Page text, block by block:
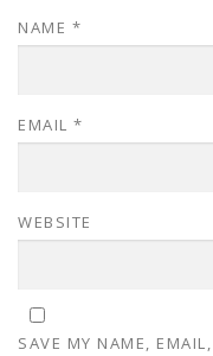
NAME *
EMAIL *
WEBSITE
SAVE MY NAME,